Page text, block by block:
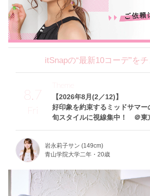
itSnapの“最新10コーデ”を
8.7
Fri
【2026年8月(2／12)】
好印象を約束するミッドサマー
旬スタイルに視線集中！ ＠東
Theme
岩永莉子サン (149cm)
青山学院大学二年・20歳